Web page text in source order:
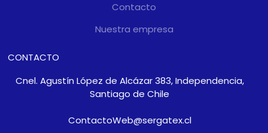
Contacto
Nuestra empresa
CONTACTO
Cnel. Agustín López de Alcázar 383, Independencia,
Santiago de Chile
ContactoWeb@sergatex.cl